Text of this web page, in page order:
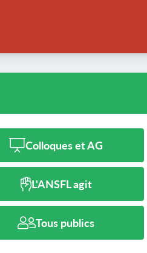
Colloques et AG
L'ANSFL agit
Tous publics